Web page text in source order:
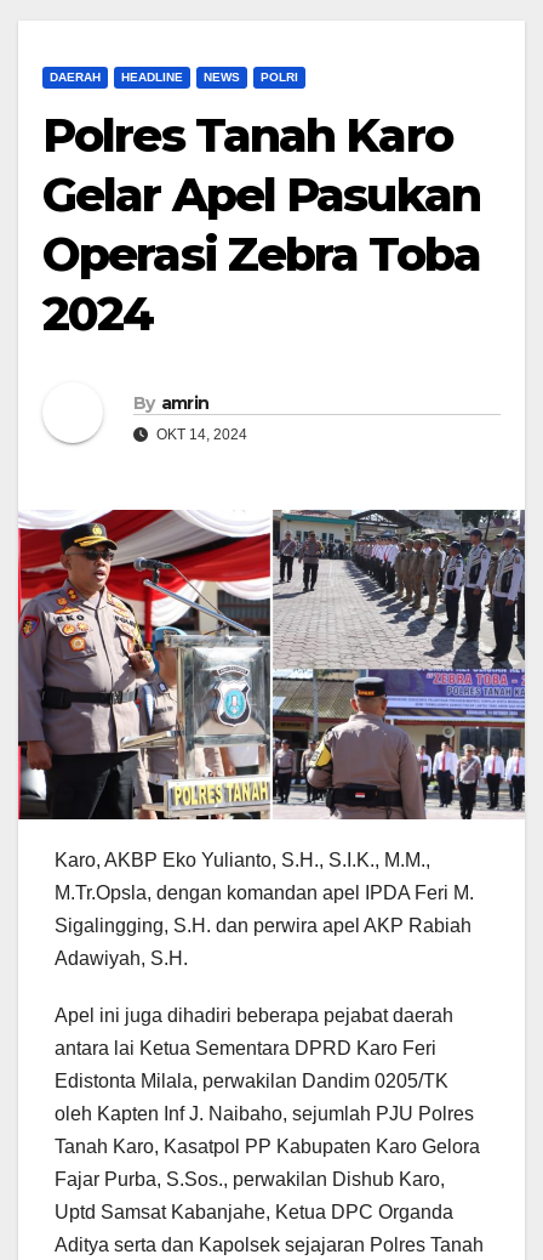
DAERAH HEADLINE NEWS POLRI
Polres Tanah Karo
Gelar Apel Pasukan
Operasi Zebra Toba
2024
By amrin
OKT 14, 2024
Karo, AKBP Eko Yulianto, S.H., S.I.K., M.M.,
M.Tr.Opsla, dengan komandan apel IPDA Feri M.
Sigalingging, S.H. dan perwira apel AKP Rabiah
Adawiyah, S.H.
Apel ini juga dihadiri beberapa pejabat daerah
antara lai Ketua Sementara DPRD Karo Feri
Edistonta Milala, perwakilan Dandim 0205/TK
oleh Kapten Inf J. Naibaho, sejumlah PJU Polres
Tanah Karo, Kasatpol PP Kabupaten Karo Gelora
Fajar Purba, S.Sos., perwakilan Dishub Karo,
Uptd Samsat Kabanjahe, Ketua DPC Organda
Aditya serta dan Kapolsek sejajaran Polres Tanah